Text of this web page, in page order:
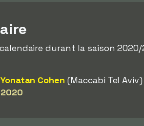
durant la saison
Yonatan Cohen (Maccabi Tel
2020